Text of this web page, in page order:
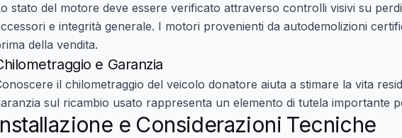
stato del motore deve essere verificato attraverso controlli visivi su
e integrità generale. I motori provenienti da autodemolizioni
della vendita.
e Garanzia
il chilometraggio del veicolo donatore aiuta a stimare la vita
sul ricambio usato rappresenta un elemento di tutela importante
e Considerazioni Tecniche